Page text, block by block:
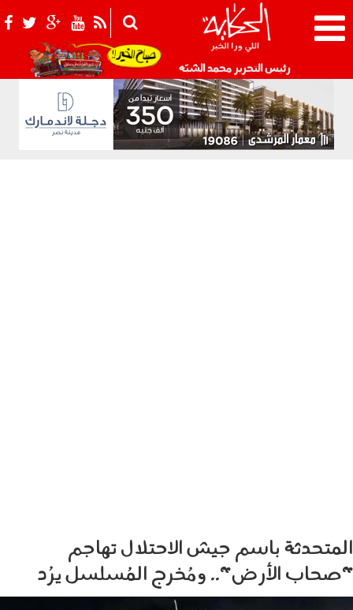
رئيس التحرير محمد الشبّه 021_2.png
المتحدثة باسم جيش الاحتلال تهاجم
"صحاب الأرض".. ومُخرج المُسلسل يرُد